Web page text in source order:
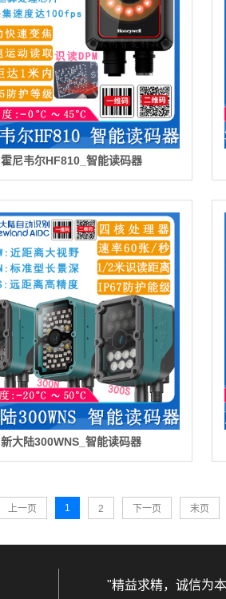
霍尼韦尔HF810_智能读码器
新大陆300WNS_智能读码器
上一页 1 2 下一页 末页
"精益求精，诚信为